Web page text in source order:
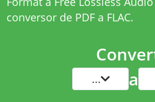
conversor de PDF a FLAC.
... a